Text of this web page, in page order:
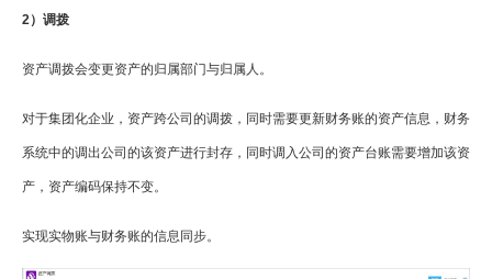
2）调拨
资产调拨会变更资产的归属部门与归属人。
对于集团化企业，资产跨公司的调拨，同时需要更新财务账的资产信息，财务
系统中的调出公司的该资产进行封存，同时调入公司的资产台账需要增加该资
产，资产编码保持不变。
实现实物账与财务账的信息同步。